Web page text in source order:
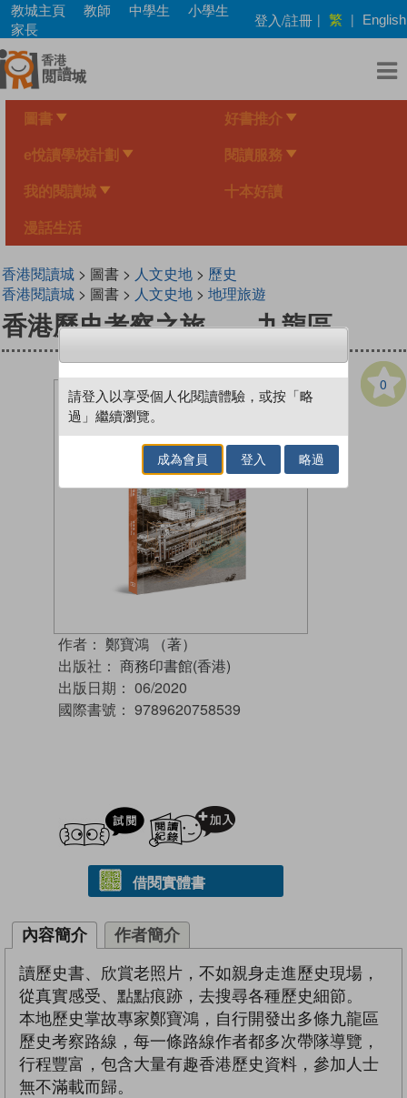
Skip
main
content
教城主頁 教師 中學生
小學生
家長
登入/註冊 | 繁 | English
圖書 好書推介
e悅讀學校計劃 閱讀服務
我的閱讀城 十本好讀
漫話生活
香港閱讀城> 圖書 > 人文史地> 歷史
香港閱讀城> 圖書 > 人文史地> 地理旅遊
香港歷史考察之旅——九龍區
0
作者： 鄭寶鴻 （著）
出版社： 商務印書館(香港)
出版日期： 06/2020
國際書號： 9789620758539
試閲
借閱實體書
內容簡介 作者簡介
讀歷史書、欣賞老照片，不如親身走進歷史現場，
從真實感受、點點痕跡，去搜尋各種歷史細節。
本地歷史掌故專家鄭寶鴻，自行開發出多條九龍區
歷史考察路線，每一條路線作者都多次帶隊導覽，
行程豐富，包含大量有趣香港歷史資料，參加人士
無不滿載而歸。
請登入以享受個人化閱讀體驗，或按「略
過」繼續瀏覽。
成為會員 登入 略過